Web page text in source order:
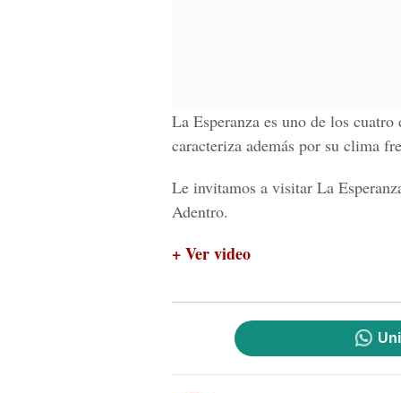
La Esperanza es uno de los
caracteriza además por su clima
Le invitamos a visitar La
Adentro.
+ Ver video